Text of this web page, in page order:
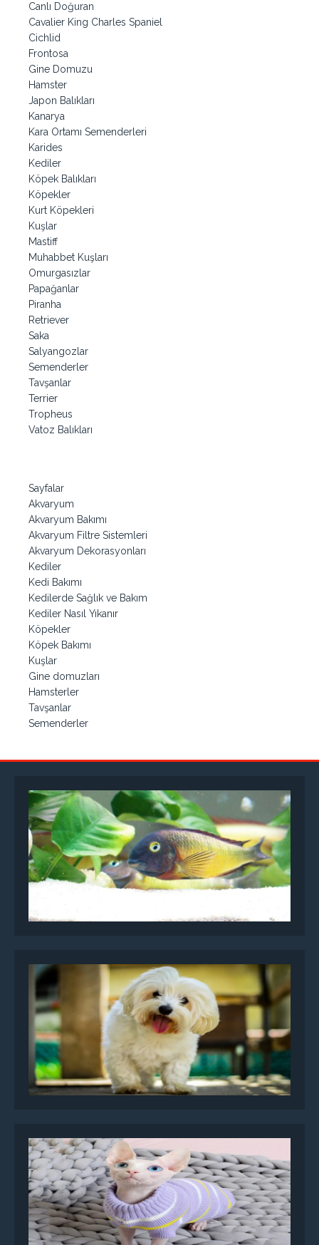
Canlı Doğuran
Cavalier King Charles Spaniel
Cichlid
Frontosa
Gine Domuzu
Hamster
Japon Balıkları
Kanarya
Kara Ortamı Semenderleri
Karides
Kediler
Köpek Balıkları
Köpekler
Kurt Köpekleri
Kuşlar
Mastiff
Muhabbet Kuşları
Omurgasızlar
Papağanlar
Piranha
Retriever
Saka
Salyangozlar
Semenderler
Tavşanlar
Terrier
Tropheus
Vatoz Balıkları
Sayfalar
Akvaryum
Akvaryum Bakımı
Akvaryum Filtre Sistemleri
Akvaryum Dekorasyonları
Kediler
Kedi Bakımı
Kedilerde Sağlık ve Bakım
Kediler Nasıl Yıkanır
Köpekler
Köpek Bakımı
Kuşlar
Gine domuzları
Hamsterler
Tavşanlar
Semenderler